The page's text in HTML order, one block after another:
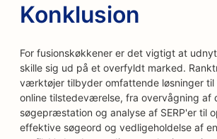
Konklusion
For fusionskøkkener er det vigtigt at
skille sig ud på et overfyldt marked.
værktøjer tilbyder omfattende løsninger til
online tilstedeværelse, fra overvågning af
søgepræstation og analyse af SERP'er til
effektive søgeord og vedligeholdelse af